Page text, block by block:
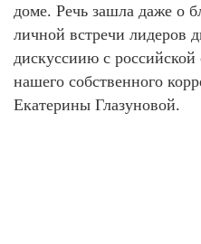
доме. Речь зашла даже о
личной встречи лидеров
дискуссиию с
нашего собственного
Екатерины Глазуновой.